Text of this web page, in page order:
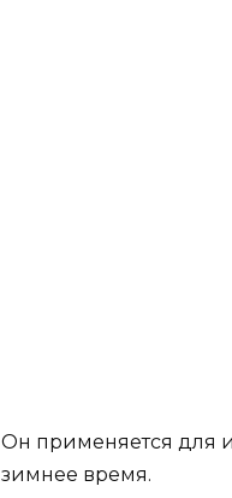
Он применяется для
зимнее время.